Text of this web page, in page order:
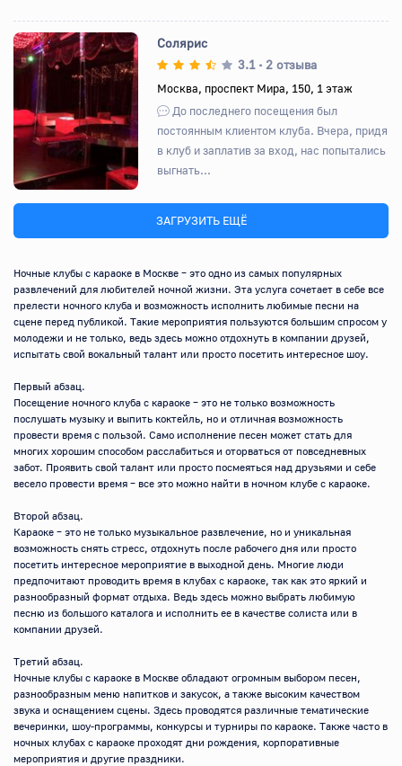
Назад Вперед
Солярис
3.1 • 2 отзыва
Москва, проспект Мира, 150, 1 этаж
До последнего посещения был
постоянным клиентом клуба. Вчера, придя
в клуб и заплатив за вход, нас попытались
выгнать...
ЗАГРУЗИТЬ ЕЩЁ
Ночные клубы с караоке в Москве – это одно из самых популярных
развлечений для любителей ночной жизни. Эта услуга сочетает в себе все
прелести ночного клуба и возможность исполнить любимые песни на
сцене перед публикой. Такие мероприятия пользуются большим спросом у
молодежи и не только, ведь здесь можно отдохнуть в компании друзей,
испытать свой вокальный талант или просто посетить интересное шоу.
Первый абзац.
Посещение ночного клуба с караоке – это не только возможность
послушать музыку и выпить коктейль, но и отличная возможность
провести время с пользой. Само исполнение песен может стать для
многих хорошим способом расслабиться и оторваться от повседневных
забот. Проявить свой талант или просто посмеяться над друзьями и себе
весело провести время – все это можно найти в ночном клубе с караоке.
Второй абзац.
Караоке – это не только музыкальное развлечение, но и уникальная
возможность снять стресс, отдохнуть после рабочего дня или просто
посетить интересное мероприятие в выходной день. Многие люди
предпочитают проводить время в клубах с караоке, так как это яркий и
разнообразный формат отдыха. Ведь здесь можно выбрать любимую
песню из большого каталога и исполнить ее в качестве солиста или в
компании друзей.
Третий абзац.
Ночные клубы с караоке в Москве обладают огромным выбором песен,
разнообразным меню напитков и закусок, а также высоким качеством
звука и оснащением сцены. Здесь проводятся различные тематические
вечеринки, шоу-программы, конкурсы и турниры по караоке. Также часто в
ночных клубах с караоке проходят дни рождения, корпоративные
мероприятия и другие праздники.